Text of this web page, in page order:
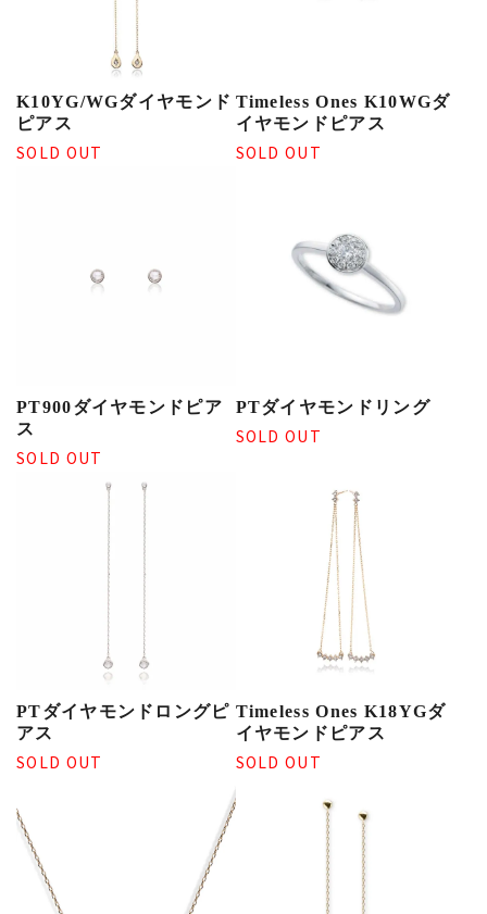
K10YG/WGダイヤモンド
ピアス
SOLD OUT
Timeless Ones K10WGダ
イヤモンドピアス
SOLD OUT
PT900ダイヤモンドピア
ス
SOLD OUT
PTダイヤモンドリング
SOLD OUT
PTダイヤモンドロングピ
アス
SOLD OUT
Timeless Ones K18YGダ
イヤモンドピアス
SOLD OUT